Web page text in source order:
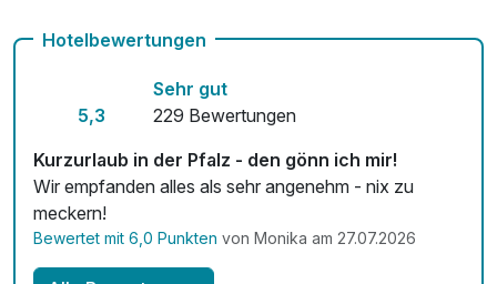
Hotelbewertungen
5,3
Sehr gut
229 Bewertungen
Kurzurlaub in der Pfalz - den gönn ich mir!
Wir empfanden alles als sehr angenehm - nix zu
meckern!
Bewertet mit 6,0 Punkten von Monika am 27.07.2026